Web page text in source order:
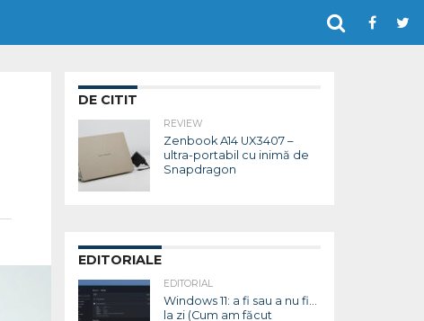
DE CITIT
REVIEW
Zenbook A14 UX3407 –
ultra-portabil cu inimă de
Snapdragon
EDITORIALE
EDITORIAL
Windows 11: a fi sau a nu fi…
la zi (Cum am făcut